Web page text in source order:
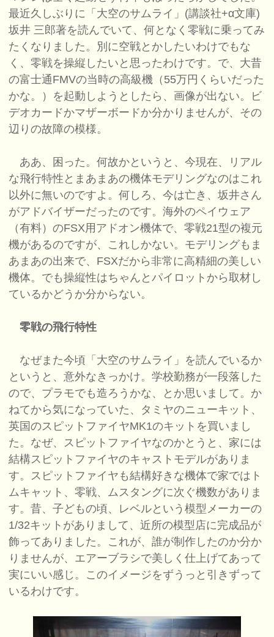
最近久しぶりに「大空のサムライ」(講談社+α文庫)
坂井 三郎著を読んでいて、何となく零戦に乗ってみ
たくなりました。別に空戦とかしたいわけでもな
く、零戦を操縦したいと思ったわけです。で、大昔
の富士通FMVの当時の高級機（55万円くらいだった
かな。）を起動しようとしたら、画像が出ない。ビ
デオカードかマザーボードか分かりませんが、その
辺りの故障の模様。
ああ、困った。何故かというと、今現在、リアル
な飛行特性とまあまあの機体モデリングなのはこれ
以外に無いのですよ。何しろ、今は亡き、坂井さん
がアドバイザーだったのです。海外のペイウェア
（有料）のFSX用アドオン機体で、零戦21型の複元
機があるのですが、これしかない。モデリングもま
あまあの出来で、FSXだから非常に高精細の美しい
機体。でも操縦性はちゃんとパイロットから取材し
ているかどうか分からない。
零戦の飛行特性
なぜまた今頃「大空のサムライ」を読んでいるか
というと、意外なきっかけ。学校勤務が一段落した
ので、プラモでも造ろうかな、とか思いまして。か
ねてから気になっていた、タミヤのニューキット、
英国のスピットファイヤMK1のキットを買いまし
た。なぜ、スピットファイヤなのかとうと、家には
結構スピットファイヤのキャストモデルがありま
す。スピットファイヤも結構好きな機体で家ではト
ムキャット、零戦、ムスタングに次ぐ機数がありま
す。昔、子どもの頃、レベルという模型メーカーの
1/32キットがありまして、近所の模型店に完成品が
飾ってありました。これが、誰が制作したのか分か
りませんが、エアーブラシで美しく仕上げてあって
実にいい感じ。このイメージをずうっと引きずって
いるわけです。